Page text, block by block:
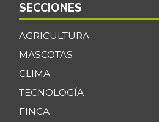
SECCIONES
AGRICULTURA
MASCOTAS
CLIMA
TECNOLOGÍA
FINCA